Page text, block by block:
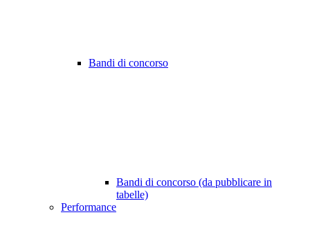
Bandi di concorso
Bandi di concorso (da pubblicare in
tabelle)
Performance